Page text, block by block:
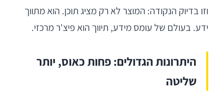
וזו בדיוק הנקודה: המוצר לא רק מציג תוכן. הוא מתווך
ידע. בעולם של עומס מידע, תיווך הוא פיצ'ר מרכזי.
היתרונות הגדולים: פחות כאוס, יותר
שליטה